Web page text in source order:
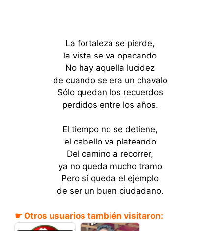
La fortaleza se pierde,
la vista se va opacando
No hay aquella lucidez
de cuando se era un chavalo
Sólo quedan los recuerdos
perdidos entre los años.
El tiempo no se detiene,
el cabello va plateando
Del camino a recorrer,
ya no queda mucho tramo
Pero sí queda el ejemplo
de ser un buen ciudadano.
☛ Otros usuarios también visitaron: